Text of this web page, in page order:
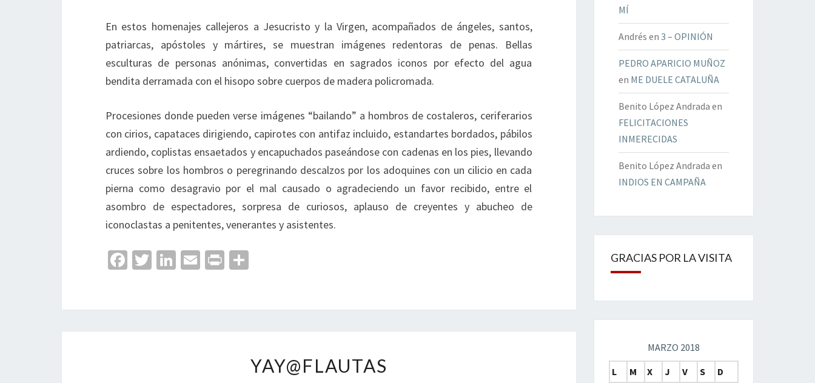
En estos homenajes callejeros a Jesucristo y la Virgen, acompañados de ángeles, santos,
patriarcas, apóstoles y mártires, se muestran imágenes redentoras de penas. Bellas
esculturas de personas anónimas, convertidas en sagrados iconos por efecto del agua
bendita derramada con el hisopo sobre cuerpos de madera policromada.
Procesiones donde pueden verse imágenes “bailando” a hombros de costaleros, ceriferarios
con cirios, capataces dirigiendo, capirotes con antifaz incluido, estandartes bordados, pábilos
ardiendo, coplistas ensaetados y encapuchados paseándose con cadenas en los pies, llevando
cruces sobre los hombros o peregrinando descalzos por los adoquines con un cilicio en cada
pierna como desagravio por el mal causado o agradeciendo un favor recibido, entre el
asombro de espectadores, sorpresa de curiosos, aplauso de creyentes y abucheo de
iconoclastas a penitentes, venerantes y asistentes.
Fa
o
T
Li
n
E
Pr
ar
tir
YAY@FLAUTAS
MÍ
Andrés en 3 – OPINIÓN
PEDRO APARICIO MUÑOZ
en ME DUELE CATALUÑA
Benito López Andrada en
FELICITACIONES
INMERECIDAS
Benito López Andrada en
INDIOS EN CAMPAÑA
GRACIAS POR LA VISITA
MARZO 2018
L
M X J V S
D